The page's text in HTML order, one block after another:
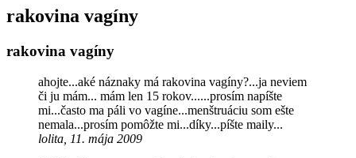
rakovina vagíny
rakovina vagíny
ahojte...aké náznaky má rakovina vagíny?...ja neviem
či ju mám... mám len 15 rokov......prosím napíšte
mi...často ma páli vo vagíne...menštruáciu som ešte
nemala...prosím pomôžte mi...díky...píšte maily...
lolita, 11. mája 2009